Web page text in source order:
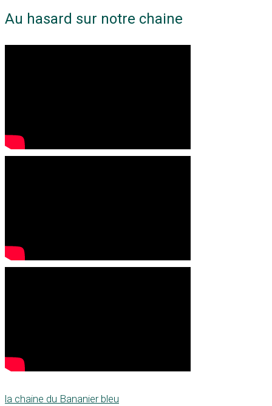
Au hasard sur notre chaine
la chaine du Bananier bleu